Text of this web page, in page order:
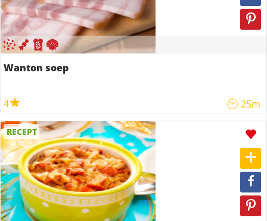
Wanton soep
4 25m
RECEPT